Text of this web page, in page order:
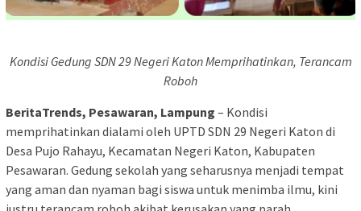
Kondisi Gedung SDN 29 Negeri Katon Memprihatinkan, Terancam
Roboh
BeritaTrends, Pesawaran, Lampung – Kondisi
memprihatinkan dialami oleh UPTD SDN 29 Negeri Katon di
Desa Pujo Rahayu, Kecamatan Negeri Katon, Kabupaten
Pesawaran. Gedung sekolah yang seharusnya menjadi tempat
yang aman dan nyaman bagi siswa untuk menimba ilmu, kini